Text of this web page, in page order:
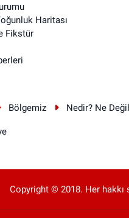
Haritası
Fikstür
Bölgemiz Nedir? Ne
Copyright © 2018. Her hakkı